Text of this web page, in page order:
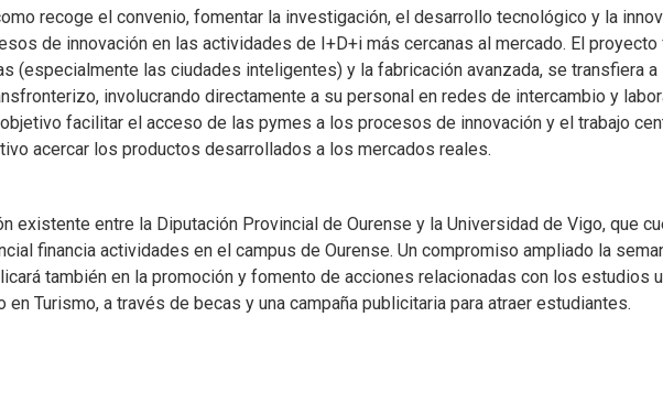
recoge el convenio, fomentar la investigación, el desarrollo tecnológico y la
de innovación en las actividades de I+D+i más cercanas al mercado. El
(especialmente las ciudades inteligentes) y la fabricación avanzada, se transfiera
involucrando directamente a su personal en redes de intercambio y
facilitar el acceso de las pymes a los procesos de innovación y el trabajo
acercar los productos desarrollados a los mercados reales.
existente entre la Diputación Provincial de Ourense y la Universidad de Vigo, que
financia actividades en el campus de Ourense. Un compromiso ampliado la
también en la promoción y fomento de acciones relacionadas con los estudios
Turismo, a través de becas y una campaña publicitaria para atraer estudiantes.